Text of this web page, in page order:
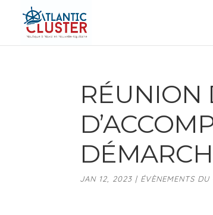
RÉUNION
JAN 12, 2023 | ÉVÈNEMENTS DU